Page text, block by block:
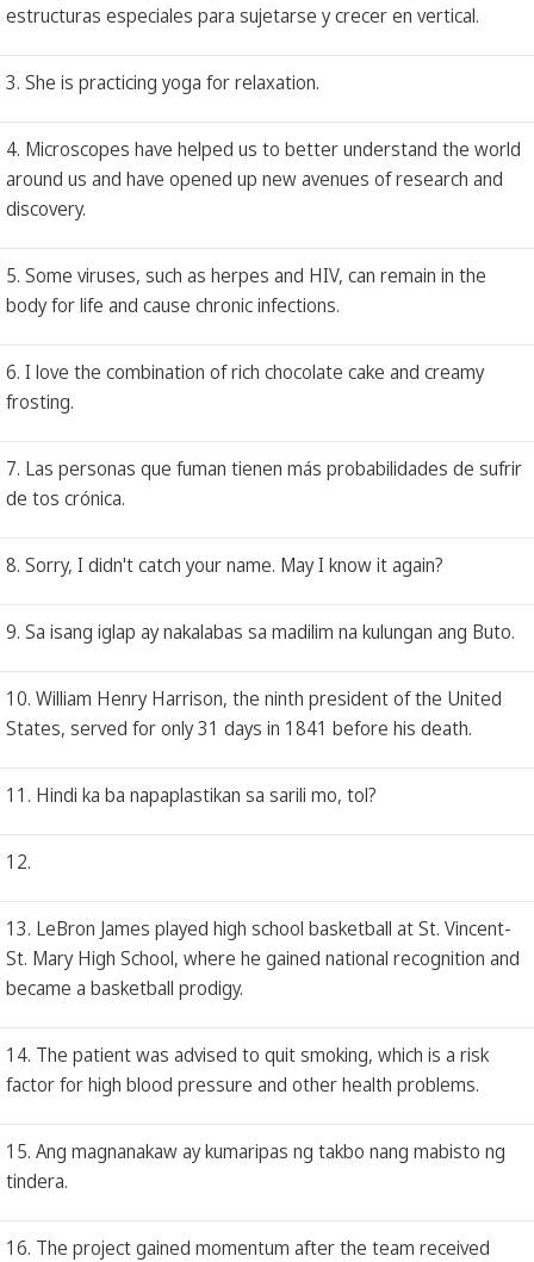
estructuras especiales para sujetarse y crecer en vertical.
3. She is practicing yoga for relaxation.
4. Microscopes have helped us to better understand the world
around us and have opened up new avenues of research and
discovery.
5. Some viruses, such as herpes and HIV, can remain in the
body for life and cause chronic infections.
6. I love the combination of rich chocolate cake and creamy
frosting.
7. Las personas que fuman tienen más probabilidades de sufrir
de tos crónica.
8. Sorry, I didn't catch your name. May I know it again?
9. Sa isang iglap ay nakalabas sa madilim na kulungan ang Buto.
10. William Henry Harrison, the ninth president of the United
States, served for only 31 days in 1841 before his death.
11. Hindi ka ba napaplastikan sa sarili mo, tol?
12.
13. LeBron James played high school basketball at St. Vincent-
St. Mary High School, where he gained national recognition and
became a basketball prodigy.
14. The patient was advised to quit smoking, which is a risk
factor for high blood pressure and other health problems.
15. Ang magnanakaw ay kumaripas ng takbo nang mabisto ng
tindera.
16. The project gained momentum after the team received